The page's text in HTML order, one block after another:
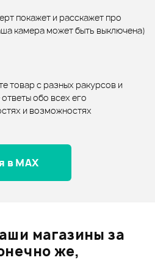
Ожидается
390 ₽
Страна происхождения
КИТАЙ
В корзину
покажет и расскажет про
камера может быть выключена)
товар с разных ракурсов и
обо всех его
и возможностях
в MAX
магазины за
же,